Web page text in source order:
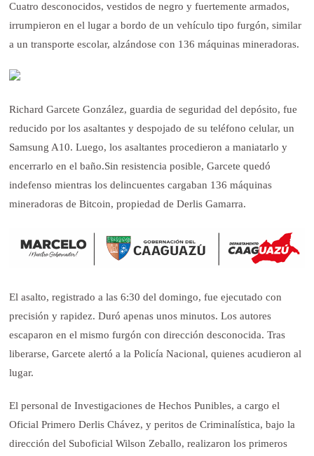
Cuatro desconocidos, vestidos de negro y fuertemente armados,
irrumpieron en el lugar a bordo de un vehículo tipo furgón, similar
a un transporte escolar, alzándose con 136 máquinas mineradoras.
Richard Garcete González, guardia de seguridad del depósito, fue
reducido por los asaltantes y despojado de su teléfono celular, un
Samsung A10. Luego, los asaltantes procedieron a maniatarlo y
encerrarlo en el baño.Sin resistencia posible, Garcete quedó
indefenso mientras los delincuentes cargaban 136 máquinas
mineradoras de Bitcoin, propiedad de Derlis Gamarra.
El asalto, registrado a las 6:30 del domingo, fue ejecutado con
precisión y rapidez. Duró apenas unos minutos. Los autores
escaparon en el mismo furgón con dirección desconocida. Tras
liberarse, Garcete alertó a la Policía Nacional, quienes acudieron al
lugar.
El personal de Investigaciones de Hechos Punibles, a cargo el
Oficial Primero Derlis Chávez, y peritos de Criminalística, bajo la
dirección del Suboficial Wilson Zeballo, realizaron los primeros